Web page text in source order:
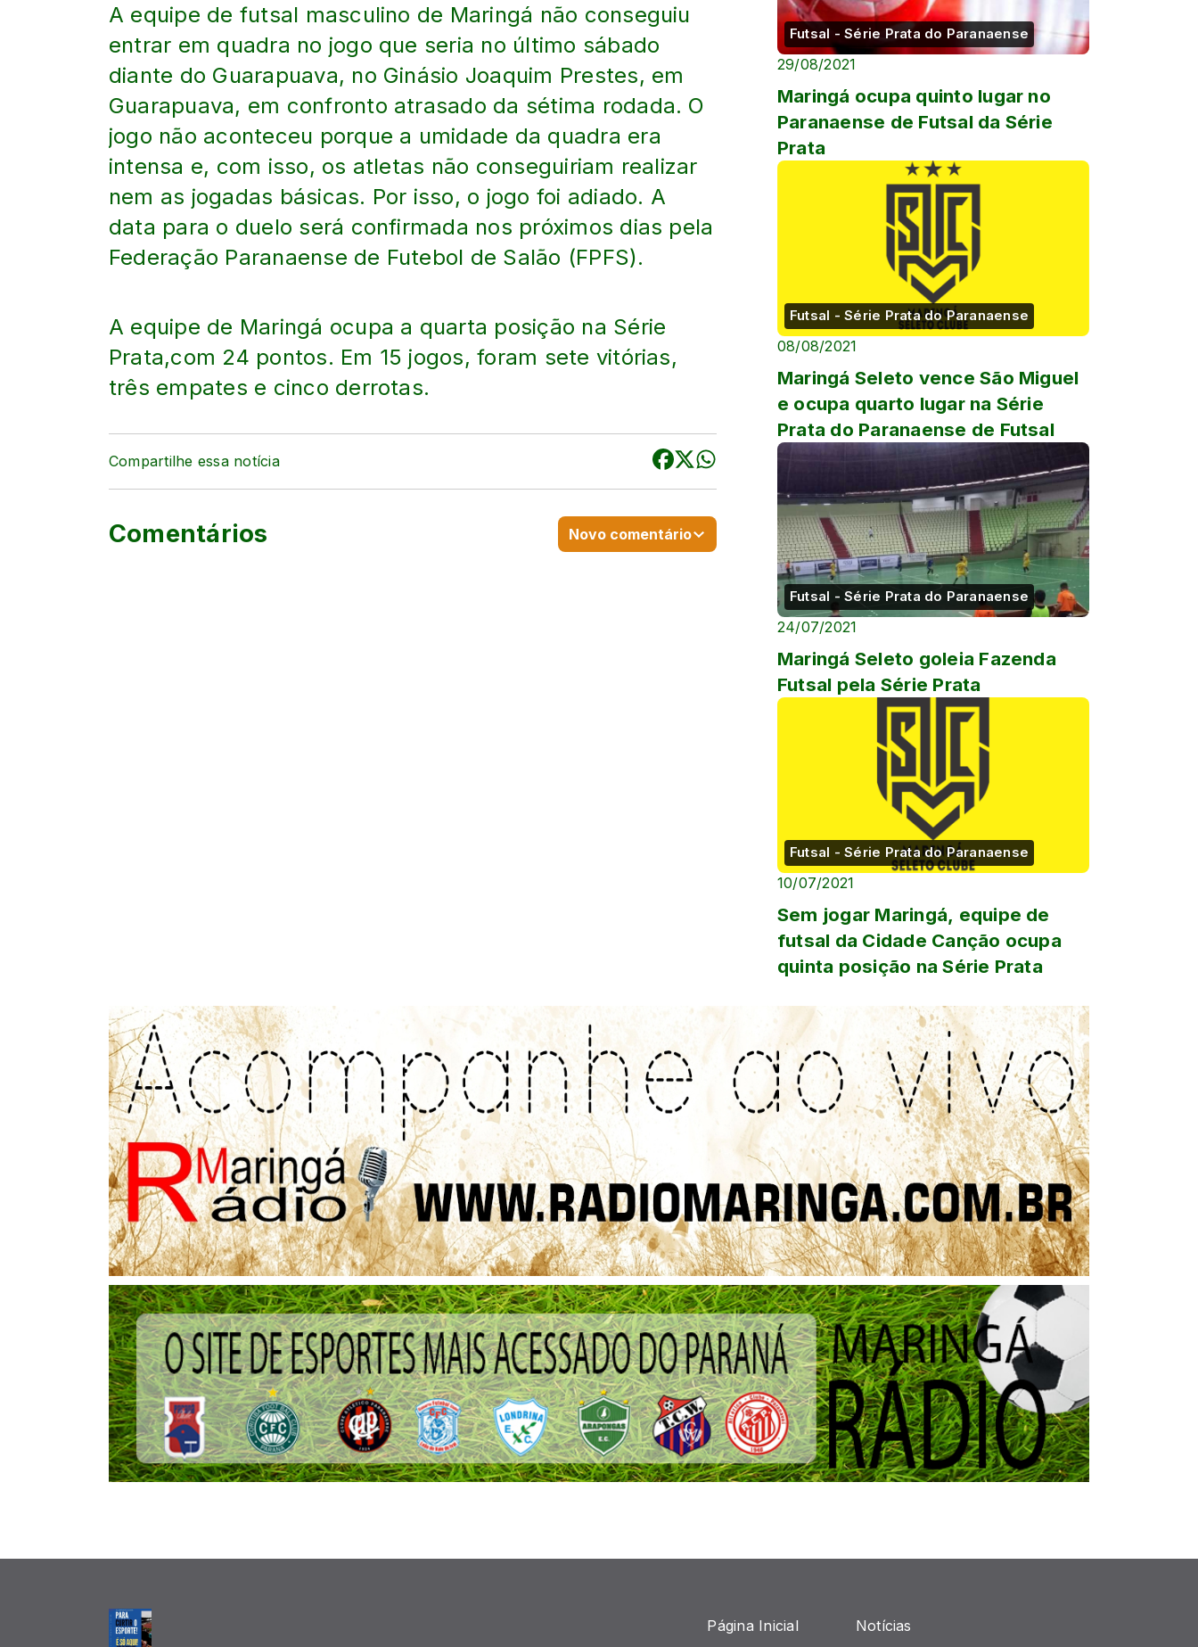
A equipe de futsal masculino de Maringá não conseguiu
entrar em quadra no jogo que seria no último sábado
diante do Guarapuava, no Ginásio Joaquim Prestes, em
Guarapuava, em confronto atrasado da sétima rodada. O
jogo não aconteceu porque a umidade da quadra era
intensa e, com isso, os atletas não conseguiriam realizar
nem as jogadas básicas. Por isso, o jogo foi adiado. A
data para o duelo será confirmada nos próximos dias pela
Federação Paranaense de Futebol de Salão (FPFS).
A equipe de Maringá ocupa a quarta posição na Série
Prata,com 24 pontos. Em 15 jogos, foram sete vitórias,
três empates e cinco derrotas.
Compartilhe essa notícia
Comentários Novo comentário
Futsal - Série Prata do Paranaense
29/08/2021
Maringá ocupa quinto lugar no
Paranaense de Futsal da Série
Prata
Futsal - Série Prata do Paranaense
08/08/2021
Maringá Seleto vence São Miguel
e ocupa quarto lugar na Série
Prata do Paranaense de Futsal
Futsal - Série Prata do Paranaense
24/07/2021
Maringá Seleto goleia Fazenda
Futsal pela Série Prata
Futsal - Série Prata do Paranaense
10/07/2021
Sem jogar Maringá, equipe de
futsal da Cidade Canção ocupa
quinta posição na Série Prata
Página Inicial Notícias